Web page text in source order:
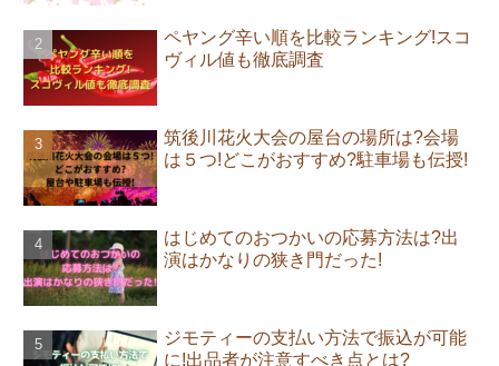
ペヤング辛い順を比較ランキング!スコ
ヴィル値も徹底調査
筑後川花火大会の屋台の場所は?会場
は５つ!どこがおすすめ?駐車場も伝授!
はじめてのおつかいの応募方法は?出
演はかなりの狭き門だった!
ジモティーの支払い方法で振込が可能
に!出品者が注意すべき点とは?